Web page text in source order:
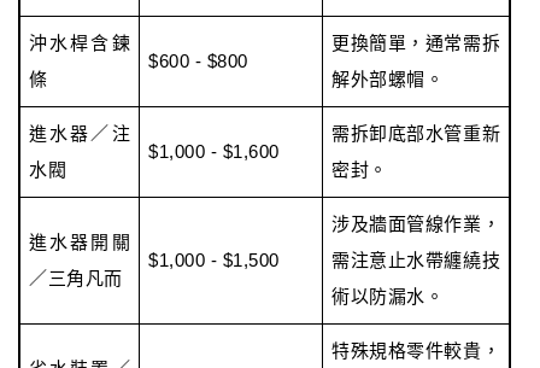
沖水桿含鍊
條
$600 - $800
更換簡單，通常需拆
解外部螺帽。
進水器／注
水閥
$1,000 - $1,600
需拆卸底部水管重新
密封。
進水器開關
／三角凡而
$1,000 - $1,500
涉及牆面管線作業，
需注意止水帶纏繞技
術以防漏水。
特殊規格零件較貴，